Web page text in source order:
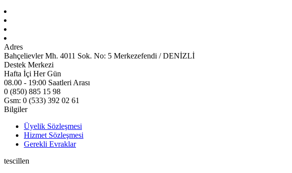
Adres
Bahçelievler Mh. 4011 Sok. No: 5 Merkezefendi / DENİZLİ
Destek Merkezi
Hafta İçi Her Gün
08.00 - 19:00 Saatleri Arası
0 (850) 885 15 98
Gsm: 0 (533) 392 02 61
Bilgiler
Üyelik Sözleşmesi
Hizmet Sözleşmesi
Gerekli Evraklar
tescillen